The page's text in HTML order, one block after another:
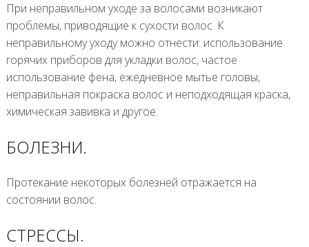
При неправильном уходе за волосами возникают
проблемы, приводящие к сухости волос. К
неправильному уходу можно отнести: использование
горячих приборов для укладки волос, частое
использование фена, ежедневное мытье головы,
неправильная покраска волос и неподходящая краска,
химическая завивка и другое.
БОЛЕЗНИ.
Протекание некоторых болезней отражается на
состоянии волос.
СТРЕССЫ.